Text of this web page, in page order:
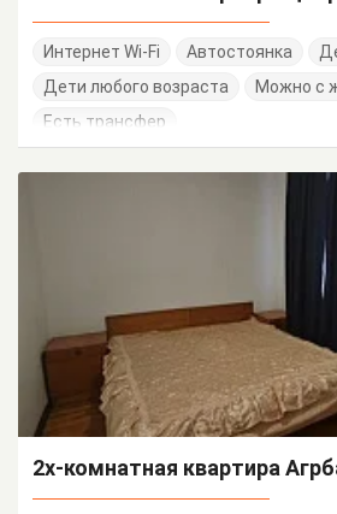
Интернет Wi-Fi Автостоянка
Дети любого возраста
Можно с
Есть трансфер
2х-комнатная квартира